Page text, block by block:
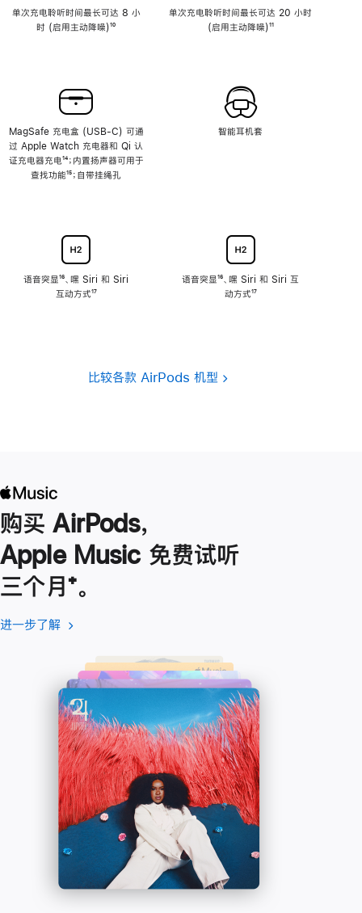
单次充电聆听时间最长可达 8 小
时 (启用主动降噪)脚
¹⁰
MagSafe 充电盒 (USB-C) 可通
过 Apple Watch 充电器和 Qi 认
证充电器充电脚
注
¹⁴；内置扬声器可用于
查找功能脚
¹⁵；自带挂绳孔
语音突显脚
注
¹⁶、嘿 Siri 和 Siri
互动方式脚
¹⁷
单次充电聆听时间最长可达 20 小时
(启用主动降噪)脚
¹¹
智能耳机套
语音突显脚
注
¹⁶、嘿 Siri 和 Siri 互
动方式脚
¹⁷
比较各款 AirPods 机型
购买 AirPods，
Apple Music 免费试听
三个月脚
注
⁺。
进一步了解 进
了
解
-
Apple
Music
(在
口
中
打
开)